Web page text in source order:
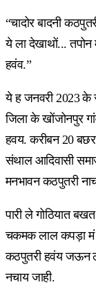
“चादोर बादनी
ये ला देखाथों...
हवंव.”
ये ह जनवरी 2023
जिला के खोंजोनपुर
हवय. करीबन 20
संथाल आदिवासी
मनभावन कठपुतरी
पारी ले गोठियात
चकमक लाल कपड़ा मं
कठपुतरी हवंय जऊन
नचाय जाही.